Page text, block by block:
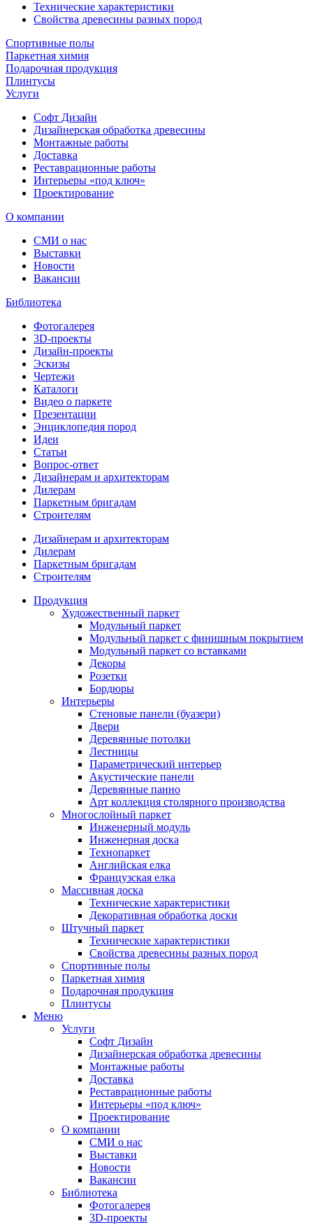
Технические характеристики
Свойства древесины разных пород
Спортивные полы
Паркетная химия
Подарочная продукция
Плинтусы
Услуги
Софт Дизайн
Дизайнерская обработка древесины
Монтажные работы
Доставка
Реставрационные работы
Интерьеры «под ключ»
Проектирование
О компании
СМИ о нас
Выставки
Новости
Вакансии
Библиотека
Фотогалерея
3D-проекты
Дизайн-проекты
Эскизы
Чертежи
Каталоги
Видео о паркете
Презентации
Энциклопедия пород
Идеи
Статьи
Вопрос-ответ
Дизайнерам и архитекторам
Дилерам
Паркетным бригадам
Строителям
Дизайнерам и архитекторам
Дилерам
Паркетным бригадам
Строителям
Продукция
Художественный паркет
Модульный паркет
Модульный паркет с финишным покрытием
Модульный паркет со вставками
Декоры
Розетки
Бордюры
Интерьеры
Стеновые панели (буазери)
Двери
Деревянные потолки
Лестницы
Параметрический интерьер
Акустические панели
Деревянные панно
Арт коллекция столярного производства
Многослойный паркет
Инженерный модуль
Инженерная доска
Технопаркет
Английская елка
Французская елка
Массивная доска
Технические характеристики
Декоративная обработка доски
Штучный паркет
Технические характеристики
Свойства древесины разных пород
Спортивные полы
Паркетная химия
Подарочная продукция
Плинтусы
Меню
Услуги
Софт Дизайн
Дизайнерская обработка древесины
Монтажные работы
Доставка
Реставрационные работы
Интерьеры «под ключ»
Проектирование
О компании
СМИ о нас
Выставки
Новости
Вакансии
Библиотека
Фотогалерея
3D-проекты